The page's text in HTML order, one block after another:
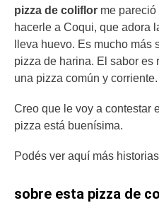
pizza de coliflor me
hacerle a Coqui, que adora
lleva huevo. Es mucho más
pizza de harina. El sabor es
una pizza común y corriente.
Creo que le voy a contestar
pizza está buenísima.
Podés ver aquí más
sobre esta pizza de